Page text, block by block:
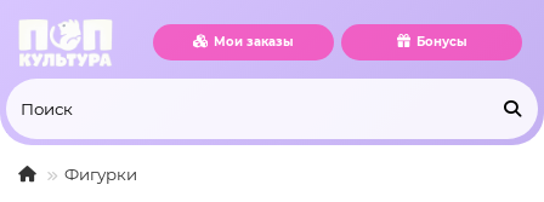
Мои заказы Бонусы
Фигурки